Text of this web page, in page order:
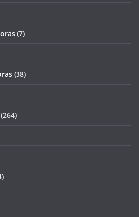
(7)
(38)
(264)